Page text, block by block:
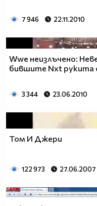
7 946 22.11.2010
Wwe неизлъчено:
бившите Nxt рукита
3 344 23.06.2010
Том И Джери
122 973 27.06.2007